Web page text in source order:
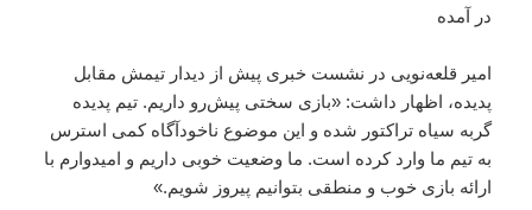
در آمده
امیر قلعه‌نویی در نشست خبری پیش از دیدار تیمش مقابل
پدیده، اظهار داشت: «بازی سختی پیش‌رو داریم. تیم پدیده
گربه سیاه تراکتور شده و این موضوع ناخودآگاه کمی استرس
به تیم ما وارد کرده است. ما وضعیت خوبی داریم و امیدوارم با
ارائه بازی خوب و منطقی بتوانیم پیروز شویم.»